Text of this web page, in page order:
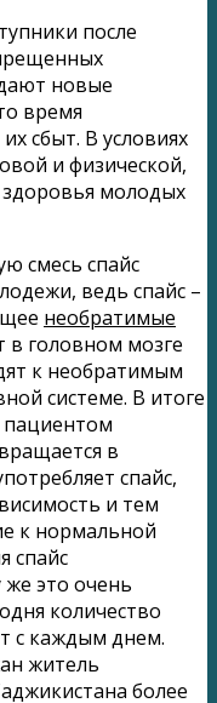
после
новые
время
сбыт. В условиях
и физической,
молодых
смесь спайс
ведь спайс –
необратимые
в головном мозге
к необратимым
системе. В итоге
пациентом
в
спайс,
и тем
к нормальной
спайс
это очень
количество
с каждым днем.
житель
более